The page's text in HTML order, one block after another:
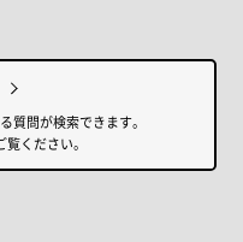
質問が検索できます。
ください。